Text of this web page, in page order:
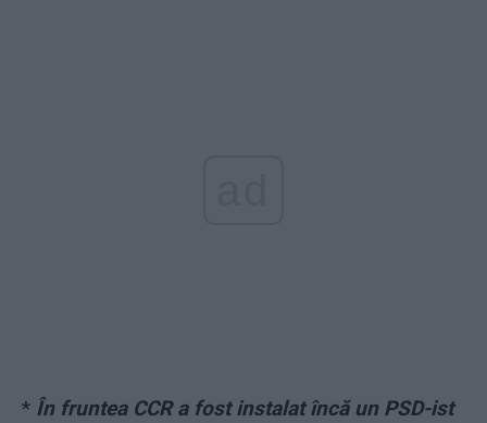
* În fruntea CCR a fost instalat încă un PSD-ist